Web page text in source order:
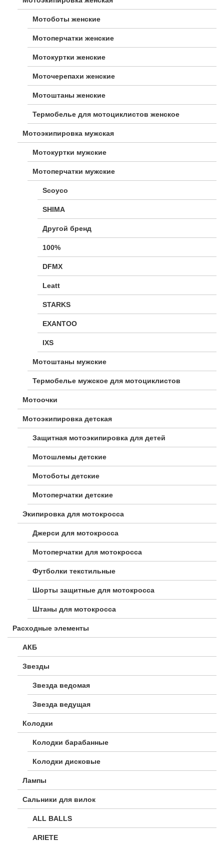
Мотоботы женские
Мотоперчатки женские
Мотокуртки женские
Моточерепахи женские
Мотоштаны женские
Термобелье для мотоциклистов женское
Мотоэкипировка мужская
Мотокуртки мужские
Мотоперчатки мужские
Scoyco
SHIMA
Другой бренд
100%
DFMX
Leatt
STARKS
EXANTOO
IXS
Мотоштаны мужские
Термобелье мужское для мотоциклистов
Мотоочки
Мотоэкипировка детская
Защитная мотоэкипировка для детей
Мотошлемы детские
Мотоботы детские
Мотоперчатки детские
Экипировка для мотокросса
Джерси для мотокросса
Мотоперчатки для мотокросса
Футболки текстильные
Шорты защитные для мотокросса
Штаны для мотокросса
Расходные элементы
АКБ
Звезды
Звезда ведомая
Звезда ведущая
Колодки
Колодки барабанные
Колодки дисковые
Лампы
Сальники для вилок
ALL BALLS
ARIETE